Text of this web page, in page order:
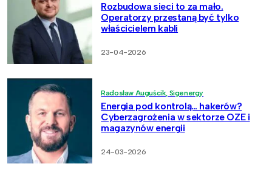
Rozbudowa sieci to za mało.
Operatorzy przestaną być tylko
właścicielem kabli
23-04-2026
Radosław Auguścik, Sigenergy
Energia pod kontrolą… hakerów?
Cyberzagrożenia w sektorze OZE i
magazynów energii
24-03-2026